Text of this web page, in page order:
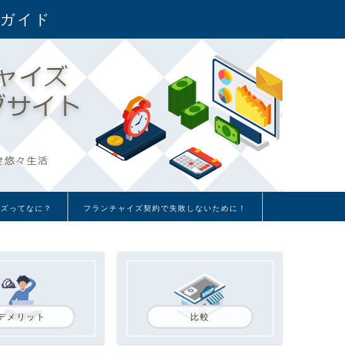
イド
ってなに？ フランチャイズ契約で失敗しないために！
メリット 比較